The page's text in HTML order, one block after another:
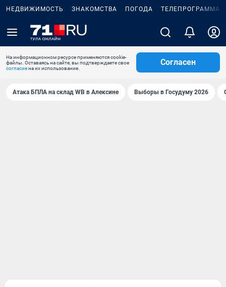
НЕДВИЖИМОСТЬ ЗНАКОМСТВА ПОГОДА ТЕЛЕПРОГРАММА
На информационном ресурсе применяются cookie-
файлы. Оставаясь на сайте, вы подтверждаете свое
согласиена их использование.
Согласен
Атака БПЛА на склад WB в Алексине Выборы в Госудуму 2026